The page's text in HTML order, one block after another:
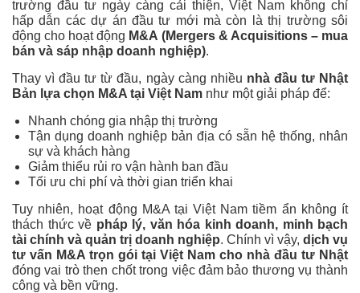
trường đầu tư ngày càng cải thiện, Việt Nam không chỉ
hấp dẫn các dự án đầu tư mới mà còn là thị trường sôi
động cho hoạt động M&A (Mergers & Acquisitions – mua
bán và sáp nhập doanh nghiệp).
Thay vì đầu tư từ đầu, ngày càng nhiều nhà đầu tư Nhật
Bản lựa chọn M&A tại Việt Nam như một giải pháp để:
Nhanh chóng gia nhập thị trường
Tận dụng doanh nghiệp bản địa có sẵn hệ thống, nhân
sự và khách hàng
Giảm thiểu rủi ro vận hành ban đầu
Tối ưu chi phí và thời gian triển khai
Tuy nhiên, hoạt động M&A tại Việt Nam tiềm ẩn không ít
thách thức về pháp lý, văn hóa kinh doanh, minh bạch
tài chính và quản trị doanh nghiệp. Chính vì vậy, dịch vụ
tư vấn M&A trọn gói tại Việt Nam cho nhà đầu tư Nhật
đóng vai trò then chốt trong việc đảm bảo thương vụ thành
công và bền vững.